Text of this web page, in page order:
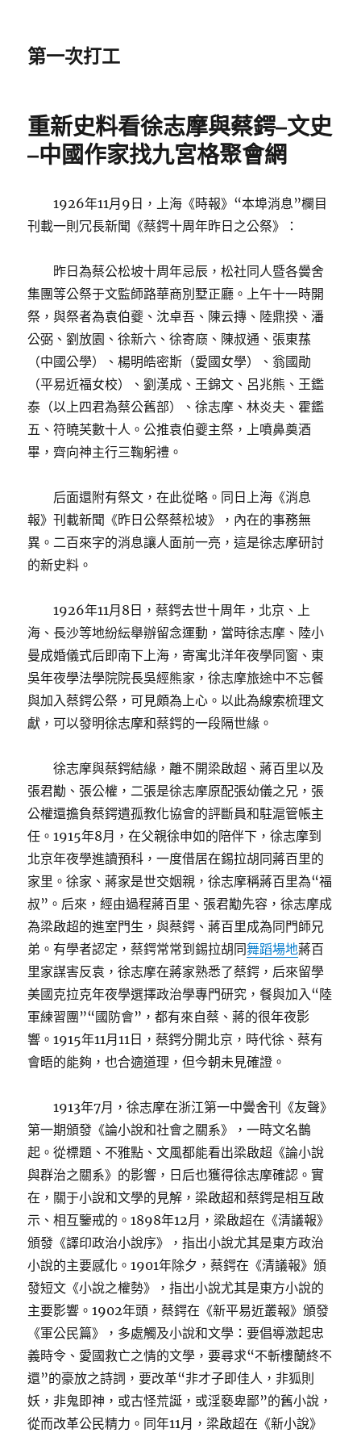
第一次打工
重新史料看徐志摩與蔡鍔–文史
–中國作家找九宮格聚會網
1926年11月9日，上海《時報》“本埠消息”欄目
刊載一則冗長新聞《蔡鍔十周年昨日之公祭》：
昨日為蔡公松坡十周年忌辰，松社同人暨各黌舍
集團等公祭于文監師路華商別墅正廳。上午十一時開
祭，與祭者為袁伯夔、沈卓吾、陳云摶、陸鼎揆、潘
公弼、劉放園、徐新六、徐寄庼、陳叔通、張東蓀
（中國公學）、楊明皓密斯（愛國女學）、翁國勛
（平易近福女校）、劉漢成、王錦文、呂兆熊、王鑑
泰（以上四君為蔡公舊部）、徐志摩、林炎夫、霍鑑
五、符曉芙數十人。公推袁伯夔主祭，上噴鼻奠酒
畢，齊向神主行三鞠躬禮。
后面還附有祭文，在此從略。同日上海《消息
報》刊載新聞《昨日公祭蔡松坡》，內在的事務無
異。二百來字的消息讓人面前一亮，這是徐志摩研討
的新史料。
1926年11月8日，蔡鍔去世十周年，北京、上
海、長沙等地紛紜舉辦留念運動，當時徐志摩、陸小
曼成婚儀式后即南下上海，寄寓北洋年夜學同窗、東
吳年夜學法學院院長吳經熊家，徐志摩旅途中不忘餐
與加入蔡鍔公祭，可見頗為上心。以此為線索梳理文
獻，可以發明徐志摩和蔡鍔的一段隔世緣。
徐志摩與蔡鍔結緣，離不開梁啟超、蔣百里以及
張君勱、張公權，二張是徐志摩原配張幼儀之兄，張
公權還擔負蔡鍔遺孤教化協會的評斷員和駐滬管帳主
任。1915年8月，在父親徐申如的陪伴下，徐志摩到
北京年夜學進讀預科，一度借居在錫拉胡同蔣百里的
家里。徐家、蔣家是世交姻親，徐志摩稱蔣百里為“福
叔”。后來，經由過程蔣百里、張君勱先容，徐志摩成
為梁啟超的進室門生，與蔡鍔、蔣百里成為同門師兄
弟。有學者認定，蔡鍔常常到錫拉胡同舞蹈場地蔣百
里家謀害反袁，徐志摩在蔣家熟悉了蔡鍔，后來留學
美國克拉克年夜學選擇政治學專門研究，餐與加入“陸
軍練習團”“國防會”，都有來自蔡、蔣的很年夜影
響。1915年11月11日，蔡鍔分開北京，時代徐、蔡有
會晤的能夠，也合適道理，但今朝未見確證。
1913年7月，徐志摩在浙江第一中黌舍刊《友聲》
第一期頒發《論小說和社會之關系》，一時文名鵲
起。從標題、不雅點、文風都能看出梁啟超《論小說
與群治之關系》的影響，日后也獲得徐志摩確認。實
在，關于小說和文學的見解，梁啟超和蔡鍔是相互啟
示、相互鑒戒的。1898年12月，梁啟超在《清議報》
頒發《譯印政治小說序》，指出小說尤其是東方政治
小說的主要感化。1901年除夕，蔡鍔在《清議報》頒
發短文《小說之權勢》，指出小說尤其是東方小說的
主要影響。1902年頭，蔡鍔在《新平易近叢報》頒發
《軍公民篇》，多處觸及小說和文學：要倡導激起忠
義時令、愛國救亡之情的文學，要尋求“不斬樓蘭終不
還”的豪放之詩詞，要改革“非才子即佳人，非狐則
妖，非鬼即神，或古怪荒誕，或淫褻卑鄙”的舊小說，
從而改革公民精力。同年11月，梁啟超在《新小說》